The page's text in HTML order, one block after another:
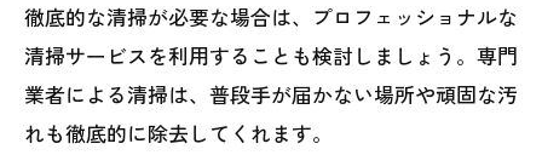
徹底的な清掃が必要な場合は、プロフェッショナルな
清掃サービスを利用することも検討しましょう。専門
業者による清掃は、普段手が届かない場所や頑固な汚
れも徹底的に除去してくれます。